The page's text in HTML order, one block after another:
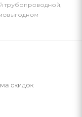
трубопроводной,
скидок